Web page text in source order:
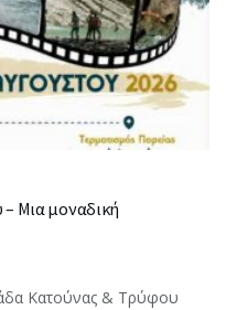
Μια μοναδική
Κατούνας & Τρύφου